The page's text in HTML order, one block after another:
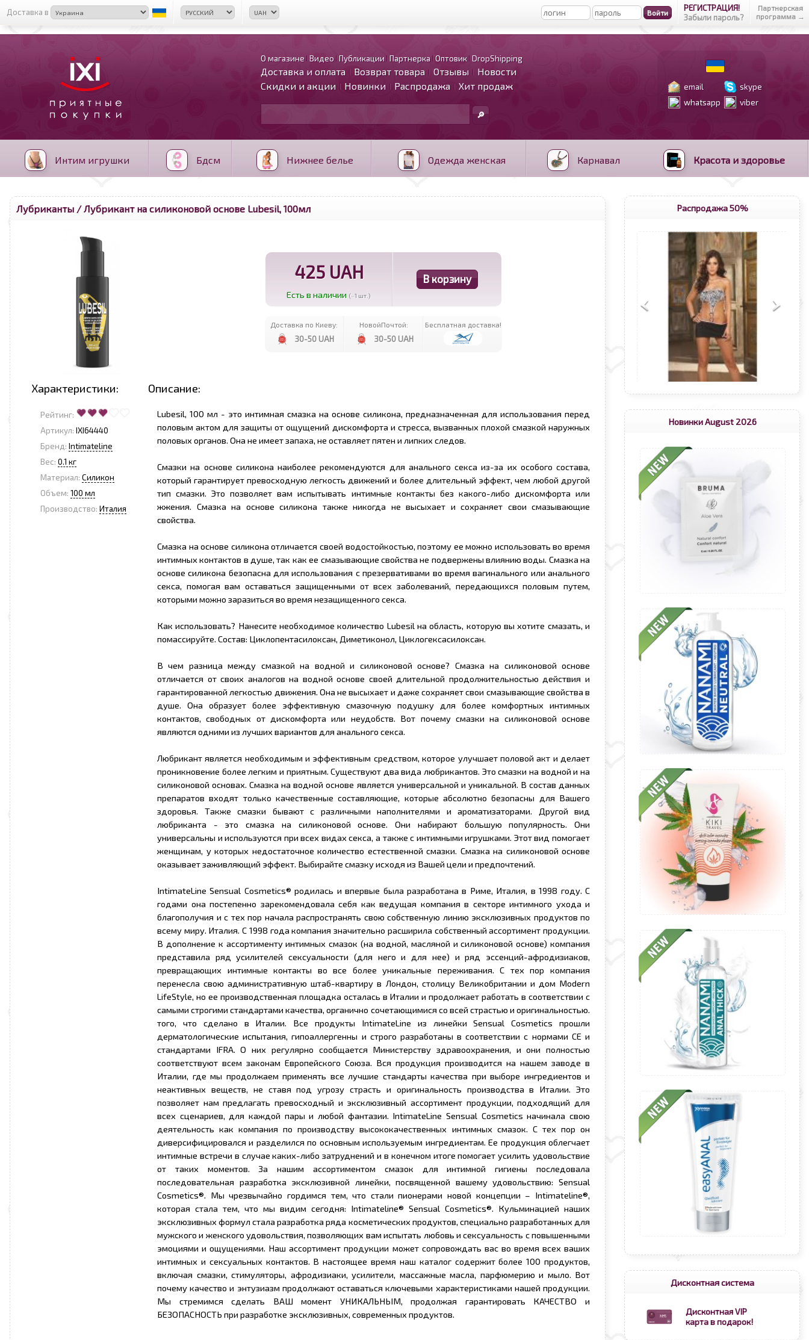
Доставка в
РЕГИСТРАЦИЯ!
Забыли пароль?
Партнерская
программа →
О магазине Видео Публикации Партнерка Оптовик DropShipping
Доставка и оплата Возврат товара Отзывы
Новости
Скидки и акции
Новинки Распродажа Хит продаж email
skype
whatsapp
viber
Интим игрушки Бдсм Нижнее белье Одежда женская Карнавал Красота и здоровье
Лубриканты / Лубрикант на силиконовой основе Lubesil, 100мл
425 UAH
Есть в наличии (~1 шт.)
Доставка по Киеву:
30-50 UAH
НовойПочтой:
30-50 UAH
Бесплатная доставка!
Характеристики: Описание:
Рейтинг:
Артикул: IXI64440
Бренд: Intimateline
Вес: 0.1 кг
Материал: Силикон
Объем: 100 мл
Производство: Италия
Lubesil, 100 мл - это интимная смазка на основе силикона, предназначенная для использования перед
половым актом для защиты от ощущений дискомфорта и стресса, вызванных плохой смазкой наружных
половых органов. Она не имеет запаха, не оставляет пятен и липких следов.
Смазки на основе силикона наиболее рекомендуются для анального секса из-за их особого состава,
который гарантирует превосходную легкость движений и более длительный эффект, чем любой другой
тип смазки. Это позволяет вам испытывать интимные контакты без какого-либо дискомфорта или
жжения. Смазка на основе силикона также никогда не высыхает и сохраняет свои смазывающие
свойства.
Смазка на основе силикона отличается своей водостойкостью, поэтому ее можно использовать во время
интимных контактов в душе, так как ее смазывающие свойства не подвержены влиянию воды. Смазка на
основе силикона безопасна для использования с презервативами во время вагинального или анального
секса, помогая вам оставаться защищенными от всех заболеваний, передающихся половым путем,
которыми можно заразиться во время незащищенного секса.
Как использовать? Нанесите необходимое количество Lubesil на область, которую вы хотите смазать, и
помассируйте. Состав: Циклопентасилоксан, Диметиконол, Циклогексасилоксан.
В чем разница между смазкой на водной и силиконовой основе? Смазка на силиконовой основе
отличается от своих аналогов на водной основе своей длительной продолжительностью действия и
гарантированной легкостью движения. Она не высыхает и даже сохраняет свои смазывающие свойства в
душе. Она образует более эффективную смазочную подушку для более комфортных интимных
контактов, свободных от дискомфорта или неудобств. Вот почему смазки на силиконовой основе
являются одними из лучших вариантов для анального секса.
Любрикант является необходимым и эффективным средством, которое улучшает половой акт и делает
проникновение более легким и приятным. Существуют два вида любрикантов. Это смазки на водной и на
силиконовой основах. Смазка на водной основе является универсальной и уникальной. В состав данных
препаратов входят только качественные составляющие, которые абсолютно безопасны для Вашего
здоровья. Также смазки бывают с различными наполнителями и ароматизаторами. Другой вид
любриканта - это смазка на силиконовой основе. Они набирают большую популярность. Они
универсальны и используются при всех видах секса, а также с интимными игрушками. Этот вид помогает
женщинам, у которых недостаточное количество естественной смазки. Смазка на силиконовой основе
оказывает заживляющий эффект. Выбирайте смазку исходя из Вашей цели и предпочтений.
IntimateLine Sensual Cosmetics® родилась и впервые была разработана в Риме, Италия, в 1998 году. С
годами она постепенно зарекомендовала себя как ведущая компания в секторе интимного ухода и
благополучия и с тех пор начала распространять свою собственную линию эксклюзивных продуктов по
всему миру. Италия. С 1998 года компания значительно расширила собственный ассортимент продукции.
В дополнение к ассортименту интимных смазок (на водной, масляной и силиконовой основе) компания
представила ряд усилителей сексуальности (для него и для нее) и ряд эссенций-афродизиаков,
превращающих интимные контакты во все более уникальные переживания. С тех пор компания
перенесла свою административную штаб-квартиру в Лондон, столицу Великобритании и дом Modern
LifeStyle, но ее производственная площадка осталась в Италии и продолжает работать в соответствии с
самыми строгими стандартами качества, органично сочетающимися со всей страстью и оригинальностью.
того, что сделано в Италии. Все продукты IntimateLine из линейки Sensual Cosmetics прошли
дерматологические испытания, гипоаллергенны и строго разработаны в соответствии с нормами CE и
стандартами IFRA. О них регулярно сообщается Министерству здравоохранения, и они полностью
соответствуют всем законам Европейского Союза. Вся продукция производится на нашем заводе в
Италии, где мы продолжаем применять все лучшие стандарты качества при выборе ингредиентов и
неактивных веществ, не ставя под угрозу страсть и оригинальность производства в Италии. Это
позволяет нам предлагать превосходный и эксклюзивный ассортимент продукции, подходящий для
всех сценариев, для каждой пары и любой фантазии. IntimateLine Sensual Cosmetics начинала свою
деятельность как компания по производству высококачественных интимных смазок. С тех пор он
диверсифицировался и разделился по основным используемым ингредиентам. Ее продукция облегчает
интимные встречи в случае каких-либо затруднений и в конечном итоге помогает усилить удовольствие
от таких моментов. За нашим ассортиментом смазок для интимной гигиены последовала
последовательная разработка эксклюзивной линейки, посвященной вашему удовольствию: Sensual
Cosmetics®. Мы чрезвычайно гордимся тем, что стали пионерами новой концепции – Intimateline®,
которая стала тем, что мы видим сегодня: Intimateline® Sensual Cosmetics®. Кульминацией наших
эксклюзивных формул стала разработка ряда косметических продуктов, специально разработанных для
мужского и женского удовольствия, позволяющих вам испытать любовь и сексуальность с повышенными
эмоциями и ощущениями. Наш ассортимент продукции может сопровождать вас во время всех ваших
интимных и сексуальных контактов. В настоящее время наш каталог содержит более 100 продуктов,
включая смазки, стимуляторы, афродизиаки, усилители, массажные масла, парфюмерию и мыло. Вот
почему качество и энтузиазм продолжают оставаться ключевыми характеристиками нашей продукции.
Мы стремимся сделать ВАШ момент УНИКАЛЬНЫМ, продолжая гарантировать КАЧЕСТВО и
БЕЗОПАСНОСТЬ при разработке эксклюзивных, современных продуктов.
Распродажа 50%
Новинки August 2026
Дисконтная система
Дисконтная VIP
карта в подарок!